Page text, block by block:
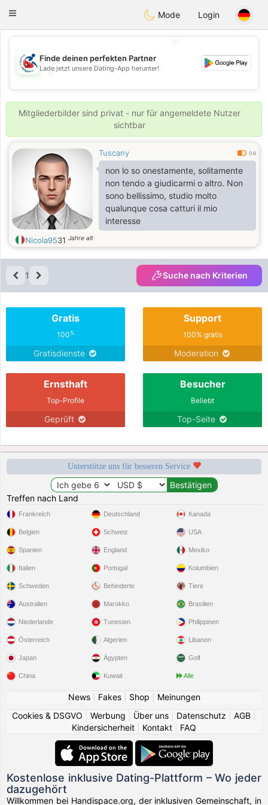
Handi Space
Toggle
Mode Login
💖
💕
💕
Finde deinen perfekten Partner
Lade jetzt unsere Dating-App herunter!
Mitgliederbilder sind privat - nur für angemeldete Nutzer
sichtbar
Tuscany 0.6
non lo so onestamente, solitamente
non tendo a giudicarmi o altro. Non
sono bellissimo, studio molto
qualunque cosa catturi il mio
interesse
Nicola9531 Jahre alt
1 Suche nach Kriterien
Gratis
100%
Gratisdienste
Support
100% gratis
Moderation
Ernsthaft
Top-Profile
Geprüft
Besucher
Beliebt
Top-Seite
Unterstütze uns für besseren Service
Treffen nach Land
Frankreich
Belgien
Spanien
Italien
Schweden
Deutschland
Schweiz
England
Portugal
Behinderte
Kanada
USA
Mexiko
Kolumbien
Tiere
Australien
Niederlande
Österreich
Japan
China
Marokko
Tunesien
Algerien
Ägypten
Kuwait
Brasilien
Philippinen
Libanon
Golf
Alle
News| Fakes| Shop
Meinungen
Cookies & DSGVO
Werbung Über uns Datenschutz AGB
Kindersicherheit
Kontakt FAQ
Kostenlose inklusive Dating-Plattform – Wo jeder
dazugehört
Willkommen bei Handispace.org, der inklusiven Gemeinschaft, in